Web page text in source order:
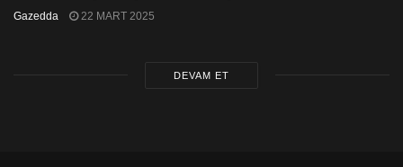
Gazedda 22 MART 2025
DEVAM ET